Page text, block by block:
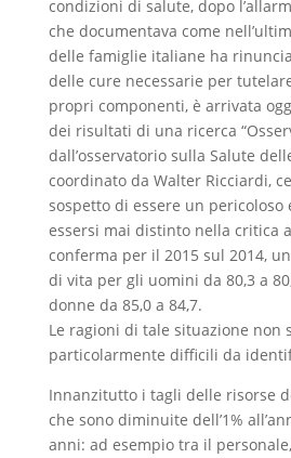
condizioni di salute, dopo
che documentava come
delle famiglie italiane ha
delle cure necessarie per
propri componenti, è arrivata
dei risultati di una ricerca
dall’osservatorio sulla Salute
coordinato da Walter Ricciardi,
sospetto di essere un pericoloso
essersi mai distinto nella critica
conferma per il 2015 sul 2014,
di vita per gli uomini da 80,3 a
donne da 85,0 a 84,7.
Le ragioni di tale situazione non
particolarmente difficili da
Innanzitutto i tagli delle risorse
che sono diminuite dell’1%
anni: ad esempio tra il